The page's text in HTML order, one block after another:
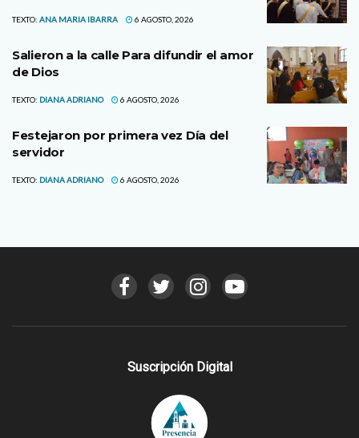
TEXTO: ANA MARIA IBARRA 6 AGOSTO, 2026
Salieron a la calle Para difundir el amor
de Dios
TEXTO: DIANA ADRIANO 6 AGOSTO, 2026
Festejaron por primera vez Día del
servidor
TEXTO: DIANA ADRIANO 6 AGOSTO, 2026
Suscripción Digital